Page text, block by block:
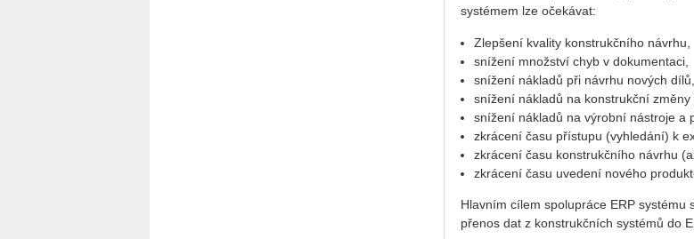
systémem lze očekávat:
Zlepšení kvality konstrukčního návrhu,
snížení množství chyb v dokumentaci,
snížení nákladů při návrhu nových dílů,
snížení nákladů na konstrukční změny
snížení nákladů na výrobní nástroje a
zkrácení času přístupu (vyhledání) k
zkrácení času konstrukčního návrhu
zkrácení času uvedení nového
Hlavním cílem spolupráce ERP systému
přenos dat z konstrukčních systémů do